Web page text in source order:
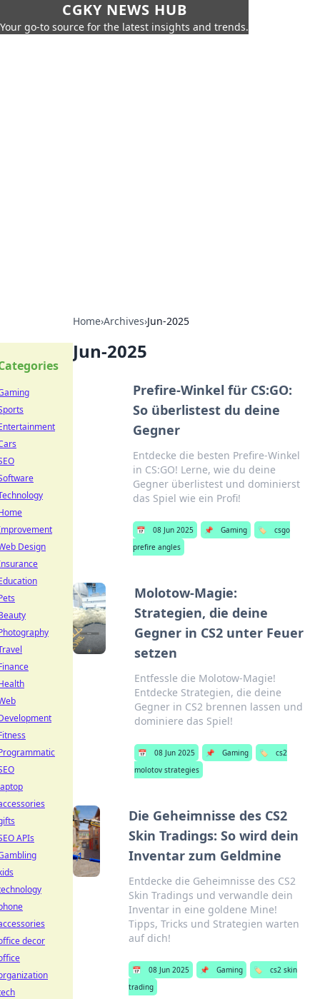
CGKY NEWS HUB
Your go-to source for the latest insights and trends.
Home›Archives›Jun-2025
Jun-2025
Prefire-Winkel für CS:GO:
So überlistest du deine
Gegner
Entdecke die besten Prefire-Winkel
in CS:GO! Lerne, wie du deine
Gegner überlistest und dominierst
das Spiel wie ein Profi!
📅 08 Jun 2025 📌 Gaming 🏷️
csgo
prefire angles
Molotow-Magie:
Strategien, die deine
Gegner in CS2 unter Feuer
setzen
Entfessle die Molotow-Magie!
Entdecke Strategien, die deine
Gegner in CS2 brennen lassen und
dominiere das Spiel!
📅 08 Jun 2025 📌 Gaming 🏷️
cs2
molotov strategies
Die Geheimnisse des CS2
Skin Tradings: So wird dein
Inventar zum Geldmine
Entdecke die Geheimnisse des CS2
Skin Tradings und verwandle dein
Inventar in eine goldene Mine!
Tipps, Tricks und Strategien warten
auf dich!
📅 08 Jun 2025 📌 Gaming 🏷️
cs2 skin
trading
Design
APIs
decor